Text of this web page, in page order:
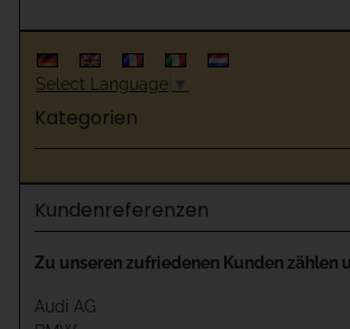
Select Language ▼
Kategorien
Kundenreferenzen
Zu unseren zufriedenen Kunden zählen
Audi AG